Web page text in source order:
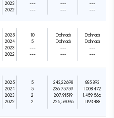
2023
2022
---
---
---
---
---
---
2025
2024
2023
2022
10
5
---
---
Dolmadı
Dolmadı
---
---
Dolmadı
Dolmadı
---
---
2025
2024
2023
2022
5
5
2
2
243,22698
236,75759
207,91519
226,59096
885.893
1.008.472
1.459.566
1.193.488